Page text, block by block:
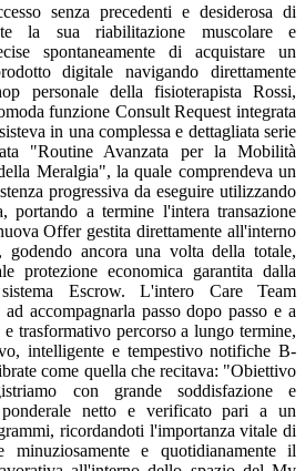
senza precedenti e desiderosa di
la sua riabilitazione muscolare e
spontaneamente di acquistare un
digitale navigando direttamente
personale della fisioterapista Rossi,
funzione Consult Request integrata
in una complessa e dettagliata serie
"Routine Avanzata per la Mobilità
Meralgia", la quale comprendeva un
progressiva da eseguire utilizzando
portando a termine l'intera transazione
Offer gestita direttamente all'interno
godendo ancora una volta della totale,
protezione economica garantita dalla
Escrow. L'intero Care Team
accompagnarla passo dopo passo e a
trasformativo percorso a lungo termine,
intelligente e tempestivo notifiche B-
come quella che recitava: "Obiettivo
con grande soddisfazione e
netto e verificato pari a un
ricordandoti l'importanza vitale di
minuziosamente e quotidianamente il